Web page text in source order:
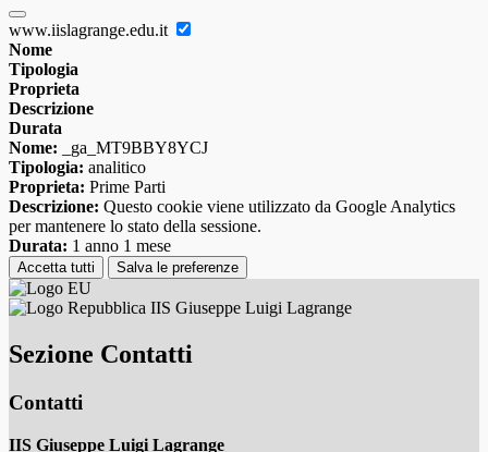
www.iislagrange.edu.it
Nome
Tipologia
Proprieta
Descrizione
Durata
Nome: _ga_MT9BBY8YCJ
Tipologia: analitico
Proprieta: Prime Parti
Descrizione: Questo cookie viene utilizzato da Google Analytics
per mantenere lo stato della sessione.
Durata: 1 anno 1 mese
Accetta tutti Salva le preferenze
IIS Giuseppe Luigi Lagrange
Sezione Contatti
Contatti
IIS Giuseppe Luigi Lagrange